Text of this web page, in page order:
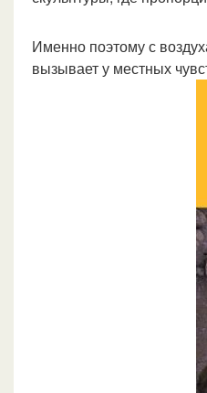
Именно поэтому с
вызывает у местных